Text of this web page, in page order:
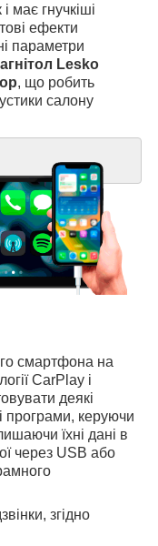
має гнучкіші
ефекти
параметри
Lesko
, що робить
салону
смартфона на
CarPlay і
деякі
програми, керуючи
їхні дані в
через USB або
згідно